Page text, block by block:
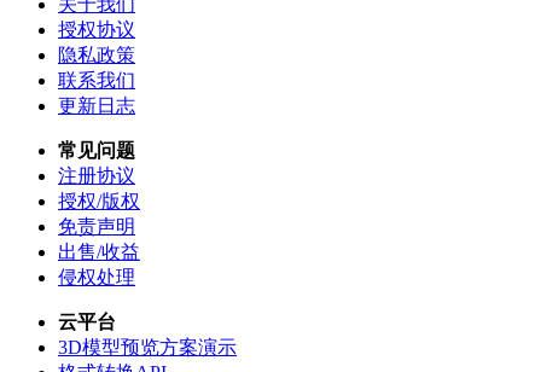
授权协议
隐私政策
联系我们
更新日志
常见问题
注册协议
授权/版权
免责声明
出售/收益
侵权处理
云平台
3D模型预览方案演示